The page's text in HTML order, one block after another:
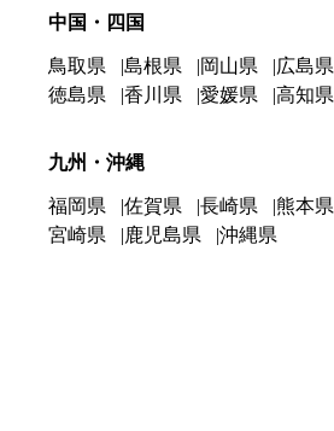
中国・四国
鳥取県 島根県 岡山県 広島県
徳島県
香川県 愛媛県 高知県
九州・沖縄
福岡県 佐賀県 長崎県 熊本県
宮崎県
鹿児島県 沖縄県